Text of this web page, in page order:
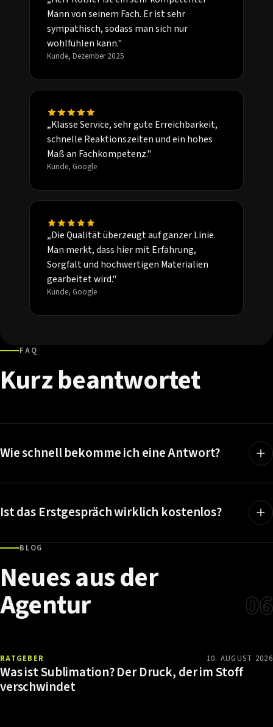
Mann von seinem Fach. Er ist sehr
sympathisch, sodass man sich nur
wohlfühlen kann."
Kunde, Dezember 2025
„Klasse Service, sehr gute Erreichbarkeit,
schnelle Reaktionszeiten und ein hohes
Maß an Fachkompetenz."
Kunde, Google
„Die Qualität überzeugt auf ganzer Linie.
Man merkt, dass hier mit Erfahrung,
Sorgfalt und hochwertigen Materialien
gearbeitet wird."
Kunde, Google
FAQ
Kurzbeantwortet
Wie schnell bekomme ich eine Antwort?
Ist das Erstgespräch wirklich kostenlos?
BLOG
Neuesausder
Agentur 06
RATGEBER 10. AUGUST 2026
Was ist Sublimation? Der Druck, der im Stoff
verschwindet